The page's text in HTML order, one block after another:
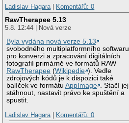
Ladislav Hagara| Komentářů: 0
RawTherapee 5.13
5.8. 12:44 | Nová verze
Byla vydána nová verze 5.13
svobodného multiplatformního softwaru
pro konverzi a zpracování digitálních
fotografií primárně ve formátů RAW
RawTherapee (Wikipedie ). Vedle
zdrojových kódů je k dispozici také
balíček ve formátuAppImage . Stačí jej
stáhnout, nastavit právo ke spuštění a
spustit.
Ladislav Hagara| Komentářů: 0